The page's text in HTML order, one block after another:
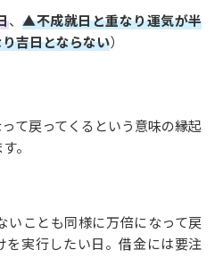
、▲不成就日と重なり運気が半
吉日とならない）
て戻ってくるという意味の縁起
。
いことも同様に万倍になって戻
を実行したい日。借金には要注